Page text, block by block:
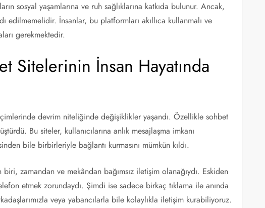
sosyal yaşamlarına ve ruh sağlıklarına katkıda bulunur. Ancak,
edilmemelidir. İnsanlar, bu platformları akıllıca kullanmalı ve
gerekmektedir.
Sitelerinin İnsan Hayatında
devrim niteliğinde değişiklikler yaşandı. Özellikle sohbet
Bu siteler, kullanıcılarına anlık mesajlaşma imkanı
bile birbirleriyle bağlantı kurmasını mümkün kıldı.
zamandan ve mekândan bağımsız iletişim olanağıydı. Eskiden
etmek zorundaydı. Şimdi ise sadece birkaç tıklama ile anında
veya yabancılarla bile kolaylıkla iletişim kurabiliyoruz.